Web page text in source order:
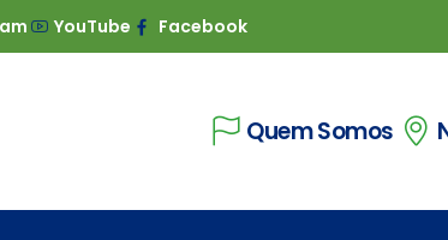
YouTube Facebook
Quem Somos